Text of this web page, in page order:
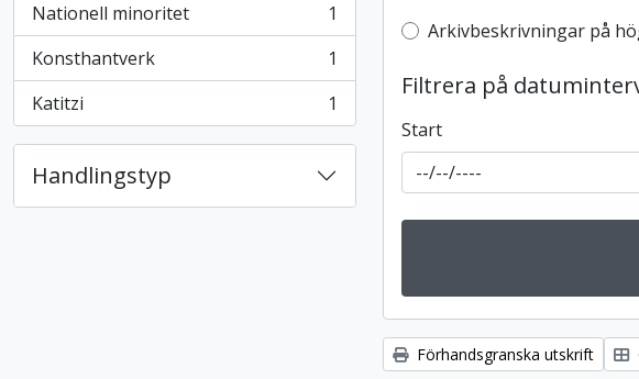
Nationell minoritet
, 1 resultat
1
Konsthantverk
, 1 resultat
1
Katitzi
, 1 resultat 1
Handlingstyp
Top-level
Arkivbeskrivningar på
Filtrera på
Start
Förhandsgranska utskrift